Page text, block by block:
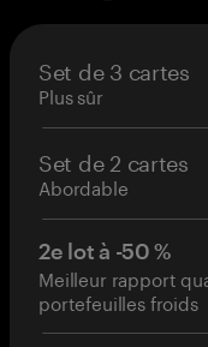
Set de 3 cartes
Plus sûr
Set de 2 cartes
Abordable
2e lot à -50 %
Meilleur rapport
portefeuilles froids